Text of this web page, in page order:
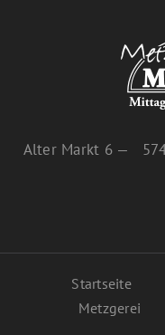
Alter Markt 6 —
Startseite
Metzgerei